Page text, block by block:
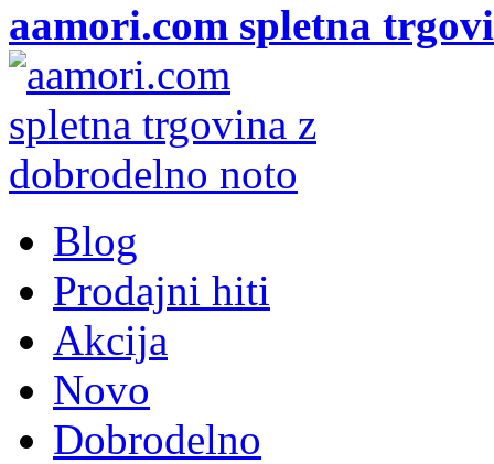
aamori.com spletna
Blog
Prodajni hiti
Akcija
Novo
Dobrodelno